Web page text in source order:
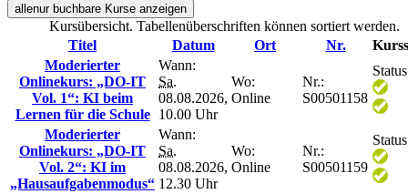
allenur buchbare Kurse anzeigen
Kursübersicht. Tabellenüberschriften können sortiert werden.
Titel
Datum Ort Nr.
Moderierter
Onlinekurs: „DO-IT
Vol. 1“: KI beim
Lernen für die Schule
Wann:
Sa.
08.08.2026,
10.00 Uhr
Wo:
Online
Nr.:
S00501158
Moderierter
Onlinekurs: „DO-IT
Vol. 2“: KI im
„Hausaufgabenmodus“
Wann:
Sa.
08.08.2026,
12.30 Uhr
Wo:
Online
Nr.:
S00501159